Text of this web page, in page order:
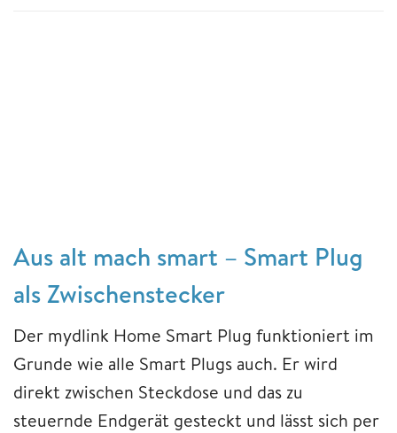
Aus alt mach smart – Smart Plug
als Zwischenstecker
Der mydlink Home Smart Plug funktioniert im
Grunde wie alle Smart Plugs auch. Er wird
direkt zwischen Steckdose und das zu
steuernde Endgerät gesteckt und lässt sich per